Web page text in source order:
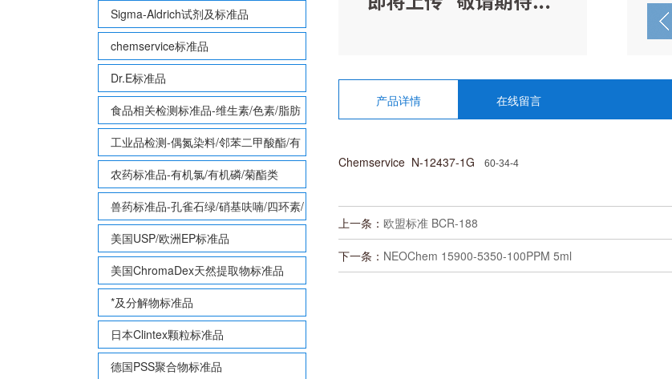
Sigma-Aldrich试剂及标准品
chemservice标准品
Dr.E标准品
食品相关检测标准品-维生素/色素/脂肪
酸甲酯等
工业品检测-偶氮染料/邻苯二甲酸酯/有
机锡/多溴联苯/多溴联苯醚/多氯联苯
农药标准品-有机氯/有机磷/菊酯类
兽药标准品-孔雀石绿/硝基呋喃/四环素/
磺胺等
美国USP/欧洲EP标准品
美国ChromaDex天然提取物标准品
*及分解物标准品
日本Clintex颗粒标准品
德国PSS聚合物标准品
产品详情 在线留言
Chemservice N-12437-1G 60-34-4
上一条： 欧盟标准 BCR-188
下一条： NEOChem 15900-5350-100PPM 5ml